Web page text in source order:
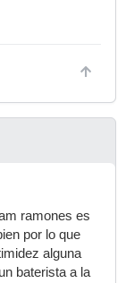
ramones es
por lo que
alguna
baterista a la